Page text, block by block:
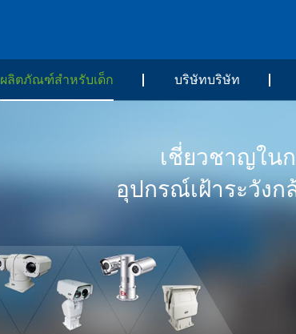
ผลิตภัณฑ์สำหรับเด็ก บริษัทบริษัท
เชี่ยวชาญใน
อุปกรณ์เฝ้าระวัง